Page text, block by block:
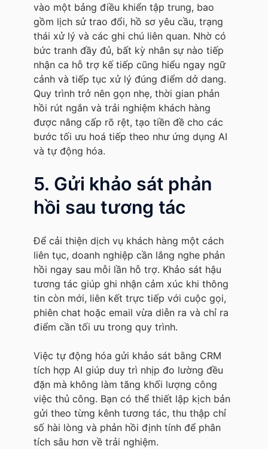
vào một bảng điều khiển tập trung, bao
gồm lịch sử trao đổi, hồ sơ yêu cầu, trạng
thái xử lý và các ghi chú liên quan. Nhờ có
bức tranh đầy đủ, bất kỳ nhân sự nào tiếp
nhận ca hỗ trợ kế tiếp cũng hiểu ngay ngữ
cảnh và tiếp tục xử lý đúng điểm dở dang.
Quy trình trở nên gọn nhẹ, thời gian phản
hồi rút ngắn và trải nghiệm khách hàng
được nâng cấp rõ rệt, tạo tiền đề cho các
bước tối ưu hoá tiếp theo như ứng dụng AI
và tự động hóa.
5. Gửi khảo sát phản
hồi sau tương tác
Để cải thiện dịch vụ khách hàng một cách
liên tục, doanh nghiệp cần lắng nghe phản
hồi ngay sau mỗi lần hỗ trợ. Khảo sát hậu
tương tác giúp ghi nhận cảm xúc khi thông
tin còn mới, liên kết trực tiếp với cuộc gọi,
phiên chat hoặc email vừa diễn ra và chỉ ra
điểm cần tối ưu trong quy trình.
Việc tự động hóa gửi khảo sát bằng CRM
tích hợp AI giúp duy trì nhịp đo lường đều
đặn mà không làm tăng khối lượng công
việc thủ công. Bạn có thể thiết lập kịch bản
gửi theo từng kênh tương tác, thu thập chỉ
số hài lòng và phản hồi định tính để phân
tích sâu hơn về trải nghiệm.